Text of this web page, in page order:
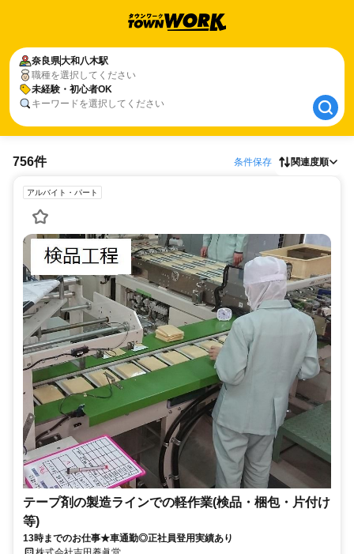
奈良県大和八木駅
職種を選択してください
未経験・初心者OK
キーワードを選択してください
奈良県大和八木駅
未経験・初心者OK
756件 条件保存 関連度順
アルバイト・パート
テープ剤の製造ラインでの軽作業(検品・梱包・片付け
等)
13時までのお仕事★車通勤◎正社員登用実績あり